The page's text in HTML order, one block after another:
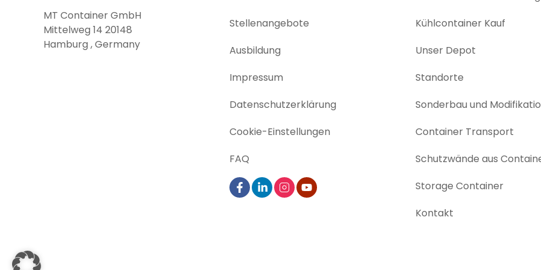
MT Container GmbH
Mittelweg 14 20148
Hamburg , Germany
Stellenangebote
Ausbildung
Impressum
Datenschutz­erklärung
Cookie-Einstellungen
FAQ
Kühlcontainer Kauf
Unser Depot
Standorte
Sonderbau und
Container Transport
Schutzwände aus
Storage Container
Kontakt